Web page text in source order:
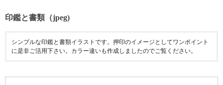
印鑑と書類（jpeg)
シンプルな印鑑と書類イラストです。押印のイメージとしてワンポイント
に是非ご活用下さい。カラー違いも作成しましたのでご覧ください。